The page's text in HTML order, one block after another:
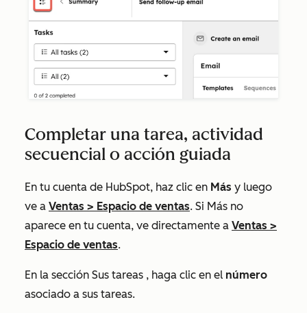
Completar una tarea, actividad
secuencial o acción guiada
En tu cuenta de HubSpot, haz clic en Más y luego
ve a Ventas > Espacio de ventas. Si Más no
aparece en tu cuenta, ve directamente a Ventas >
Espacio de ventas.
En la sección Sus tareas , haga clic en el número
asociado a sus tareas.